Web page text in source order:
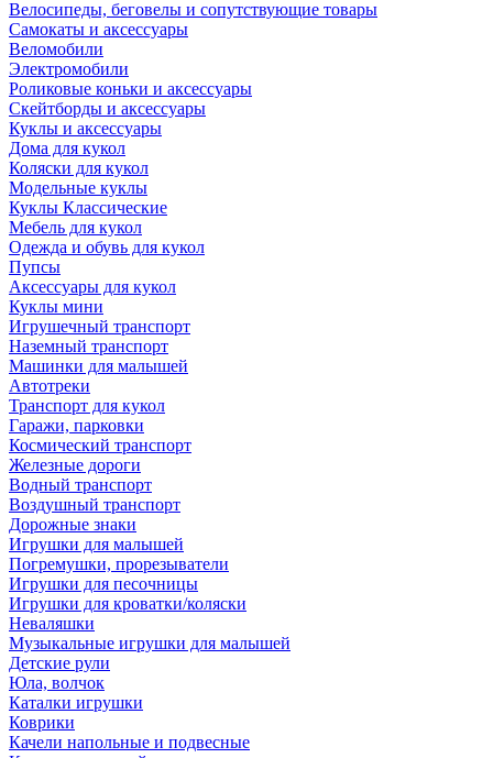
Велосипеды, беговелы и сопутствующие товары
Самокаты и аксессуары
Веломобили
Электромобили
Роликовые коньки и аксессуары
Скейтборды и аксессуары
Куклы и аксессуары
Дома для кукол
Коляски для кукол
Модельные куклы
Куклы Классические
Мебель для кукол
Одежда и обувь для кукол
Пупсы
Аксессуары для кукол
Куклы мини
Игрушечный транспорт
Наземный транспорт
Машинки для малышей
Автотреки
Транспорт для кукол
Гаражи, парковки
Космический транспорт
Железные дороги
Водный транспорт
Воздушный транспорт
Дорожные знаки
Игрушки для малышей
Погремушки, прорезыватели
Игрушки для песочницы
Игрушки для кроватки/коляски
Неваляшки
Музыкальные игрушки для малышей
Детские рули
Юла, волчок
Каталки игрушки
Коврики
Качели напольные и подвесные